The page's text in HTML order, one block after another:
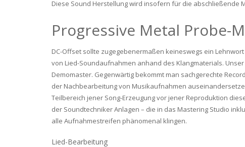
Diese Sound Herstellung wird insofern für die abschließende
Progressive Metal Probe-
DC-Offset sollte zugegebenermaßen keineswegs ein
von Lied-Soundaufnahmen anhand des Klangmaterials.
Demomaster. Gegenwärtig bekommt man sachgerechte
der Nachbearbeitung von Musikaufnahmen
Teilbereich jener Song-Erzeugung vor jener Reproduktion
der Soundtechniker Anlagen – die in das Mastering Studio
alle Aufnahmestreifen phänomenal klingen.
Lied-Bearbeitung